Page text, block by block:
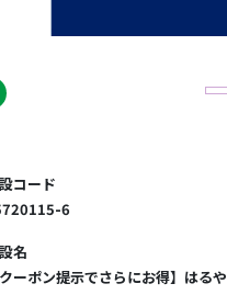
コード
6
名
クーポン提示でさらにお得】はる